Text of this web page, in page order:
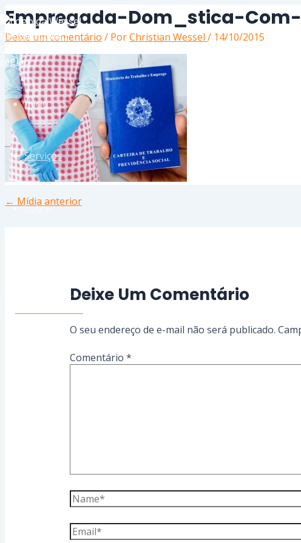
para
o
conteúdo
Início
Serviços
Sobre
Empregada-Dom_stica-
Deixe um comentário / PorChristian Wessel / 14/10/2015
← Mídia anterior
Deixe Um Comentário
O seu endereço de e-mail não será publicado.
Comentário *